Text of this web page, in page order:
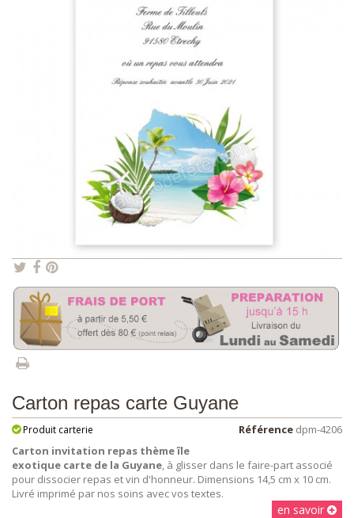
Carton repas carte Guyane
Référence dpm-4206
Produit carterie
Carton invitation repas thème île
exotique carte de la Guyane , à glisser dans le faire-part associé
pour dissocier repas et vin d'honneur. Dimensions 14,5 cm x 10 cm.
Livré imprimé par nos soins avec vos textes.
en savoir